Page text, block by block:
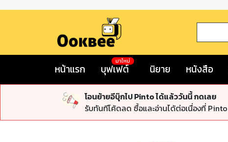
หน้าแรก บุฟเฟต์
มาใหม่
นิยาย หนังสือ
โอนย้ายอีบุ๊กไป Pinto ได้แล้ววันนี้ กดเลย
รับทันทีโค้ดลด ซื้อและอ่านได้ต่อเนื่องที่ Pinto